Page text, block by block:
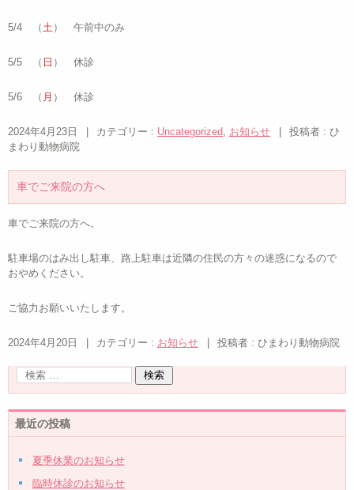
5/4 （土） 午前中のみ
5/5 （ 日 ） 休診
5/6 （ 月 ） 休診
2024年4月23日 カテゴリー : Uncategorized, お知らせ
投稿者 : ひ
まわり動物病院
車でご来院の方へ
車でご来院の方へ。
駐車場のはみ出し駐車、路上駐車は近隣の住民の方々の迷惑になるので
おやめください。
ご協力お願いいたします。
2024年4月20日 カテゴリー : お知らせ 投稿者 : ひまわり動物病院
最近の投稿
夏季休業のお知らせ
臨時休診のお知らせ